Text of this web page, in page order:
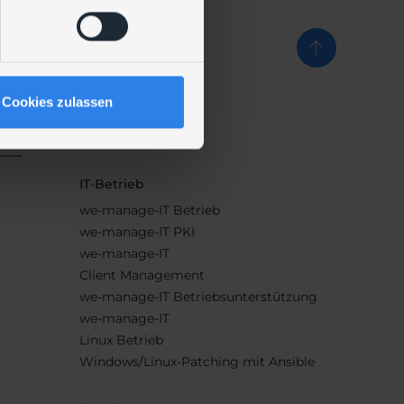
Cookies zulassen
IT-Betrieb
we-manage-IT Betrieb
we-manage-IT PKI
we-manage-IT
Client Management
we-manage-IT Betriebsunterstützung
we-manage-IT
Linux Betrieb
Windows/Linux-Patching mit Ansible